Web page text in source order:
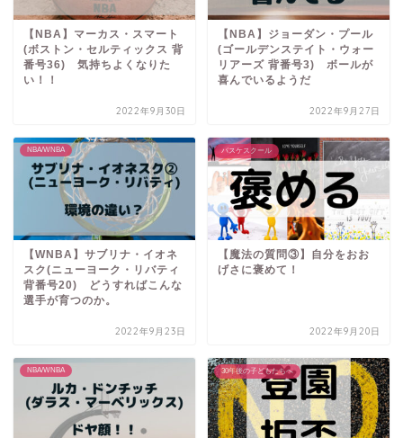
【NBA】マーカス・スマート
(ボストン・セルティックス 背
番号36) 気持ちよくなりた
い！！
2022年9月30日
【NBA】ジョーダン・プール
(ゴールデンステイト・ウォー
リアーズ 背番号3) ボールが
喜んでいるようだ
2022年9月27日
NBA/WNBA
【WNBA】サブリナ・イオネ
スク(ニューヨーク・リバティ
背番号20) どうすればこんな
選手が育つのか。
2022年9月23日
バスケスクール
【魔法の質問③】自分をおお
げさに褒めて！
2022年9月20日
NBA/WNBA 30年後の子どもたちへ